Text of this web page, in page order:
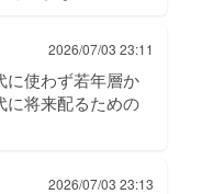
2026/07/03 23:11
に使わず若年層か
に将来配るための
2026/07/03 23:13